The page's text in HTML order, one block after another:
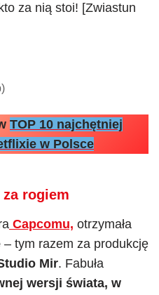
za nią stoi! [Zwiastun
TOP 10 najchętniej
w Polsce
za rogiem
Capcomu, otrzymała
– tym razem za produkcję
Mir. Fabuła
wersji świata, w